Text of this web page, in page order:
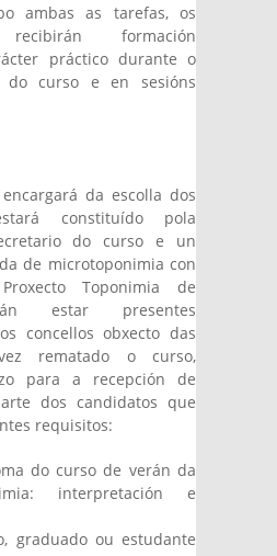
ambas as tarefas, os
recibirán formación
práctico durante o
do curso e en sesións
da escolla dos
constituído pola
do curso e un
de microtoponimia con
Toponimia de
estar presentes
concellos obxecto das
rematado o curso,
para a recepción de
dos candidatos que
requisitos:
do curso de verán da
interpretación e
graduado ou estudante